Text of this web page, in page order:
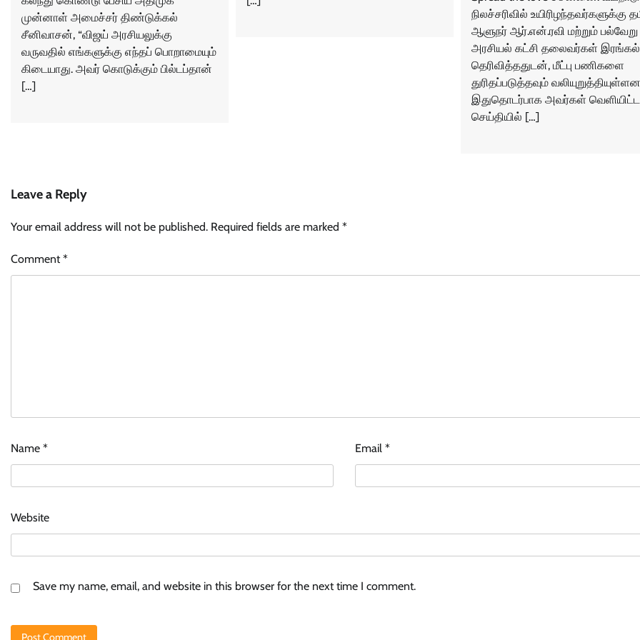
முன்னாள் அமைச்சர் திண்டுக்கல்
சீனிவாசன், “விஜய் அரசியலுக்கு
வருவதில் எங்களுக்கு எந்தப் பொறாமையும்
கிடையாது. அவர் கொடுக்கும் பில்டப்தான்
[…]
நிலச்சரிவில் உயிரிழந்தவர்களுக்கு
ஆளுநர் ஆர்.என்.ரவி மற்றும் பல்வேறு
அரசியல் கட்சி தலைவர்கள் இரங்கல்
தெரிவித்ததுடன், மீட்பு பணிகளை
துரிதப்படுத்தவும்
இதுதொடர்பாக அவர்கள் வெளியிட்ட
செய்தியில் […]
Leave a Reply
Your email address will not be published. Required fields are marked *
Comment*
Name * Email*
Website
Save my name, email, and website in this browser for the next time I comment.